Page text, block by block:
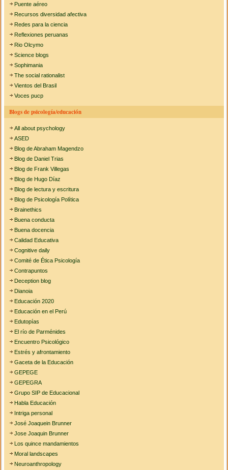
Puente aéreo
Recursos diversidad afectiva
Redes para la ciencia
Reflexiones peruanas
Rio Olcymo
Science blogs
Sophimania
The social rationalist
Vientos del Brasil
Voces pucp
Blogs de psicología/educación
All about psychology
ASED
Blog de Abraham Magendzo
Blog de Daniel Trias
Blog de Frank Villegas
Blog de Hugo Díaz
Blog de lectura y escritura
Blog de Psicología Política
Brainethics
Buena conducta
Buena docencia
Calidad Educativa
Cognitive daily
Comité de Ética Psicología
Contrapuntos
Deception blog
Dianoia
Educación 2020
Educación en el Perú
Edutopías
El río de Parménides
Encuentro Psicológico
Estrés y afrontamiento
Gaceta de la Educación
GEPEGE
GEPEGRA
Grupo SIP de Educacional
Habla Educación
Intriga personal
José Joaquein Brunner
Jose Joaquin Brunner
Los quince mandamientos
Moral landscapes
Neuroanthropology